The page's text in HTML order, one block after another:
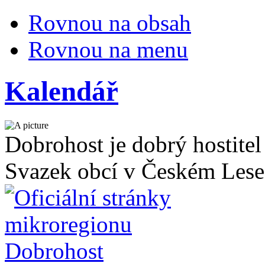
Rovnou na obsah
Rovnou na menu
Kalendář
Dobrohost je dobrý hostitel
Svazek obcí v Českém Lese